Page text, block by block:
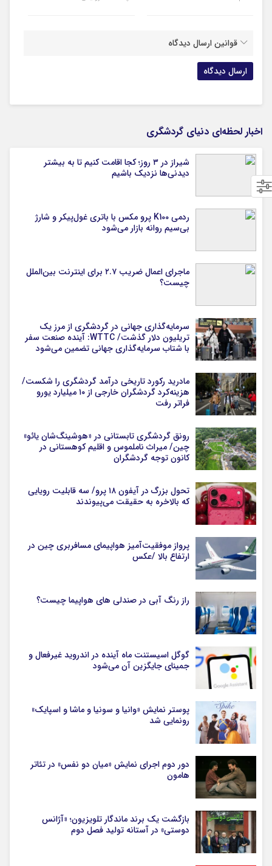
قوانین ارسال دیدگاه
اخبار لحظه‌ای دنیای گردشگری
شیراز در ۳ روز؛ کجا اقامت کنیم تا به بیشتر
دیدنی‌ها نزدیک باشیم
ردمی K100 پرو مکس با باتری غول‌پیکر و شارژ
بی‌سیم روانه بازار می‌شود
ماجرای اعمال ضریب ۲.۷ برای اینترنت بین‌الملل
چیست؟
سرمایه‌گذاری جهانی در گردشگری از مرز یک
تریلیون دلار گذشت/ WTTC: آینده صنعت سفر
با شتاب سرمایه‌گذاری جهانی تضمین می‌شود
مادرید رکورد تاریخی درآمد گردشگری را شکست/
هزینه‌کرد گردشگران خارجی از ۱۰ میلیارد یورو
فراتر رفت
رونق گردشگری تابستانی در «هوشینگ‌شان یائو»
چین/ میراث ناملموس و اقلیم کوهستانی در
کانون توجه گردشگران
تحول بزرگ در آیفون ۱۸ پرو/ سه قابلیت رویایی
که بالاخره به حقیقت می‌پیوندند
پرواز موفقیت‌آمیز هواپیمای مسافربری چین در
ارتفاع بالا /عکس
راز رنگ آبی در صندلی های هواپیما چیست؟
گوگل اسیستنت ماه آینده در اندروید غیرفعال و
جمینای جایگزین آن می‌شود
پوستر نمایش «وانیا و سونیا و ماشا و اسپایک»
رونمایی شد
دور دوم اجرای نمایش «میان دو نفس» در تئاتر
هامون
بازگشت یک برند ماندگار تلویزیون؛ «آژانس
دوستی» در آستانه تولید فصل دوم